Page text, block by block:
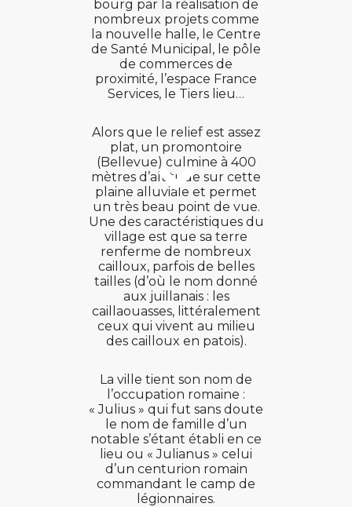
bourg par la réalisation de
nombreux projets comme
la nouvelle halle, le Centre
de Santé Municipal, le pôle
de commerces de
proximité, l’espace France
Services, le Tiers lieu…
Alors que le relief est assez
plat, un promontoire
(Bellevue) culmine à 400
mètres d’altitude sur cette
plaine alluviale et permet
un très beau point de vue.
Une des caractéristiques du
village est que sa terre
renferme de nombreux
cailloux, parfois de belles
tailles (d’où le nom donné
aux juillanais : les
caillaouasses, littéralement
ceux qui vivent au milieu
des cailloux en patois).
La ville tient son nom de
l’occupation romaine :
« Julius » qui fut sans doute
le nom de famille d’un
notable s’étant établi en ce
lieu ou « Julianus » celui
d’un centurion romain
commandant le camp de
légionnaires.